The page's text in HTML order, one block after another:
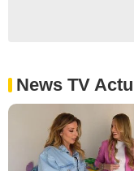
News TV Actu